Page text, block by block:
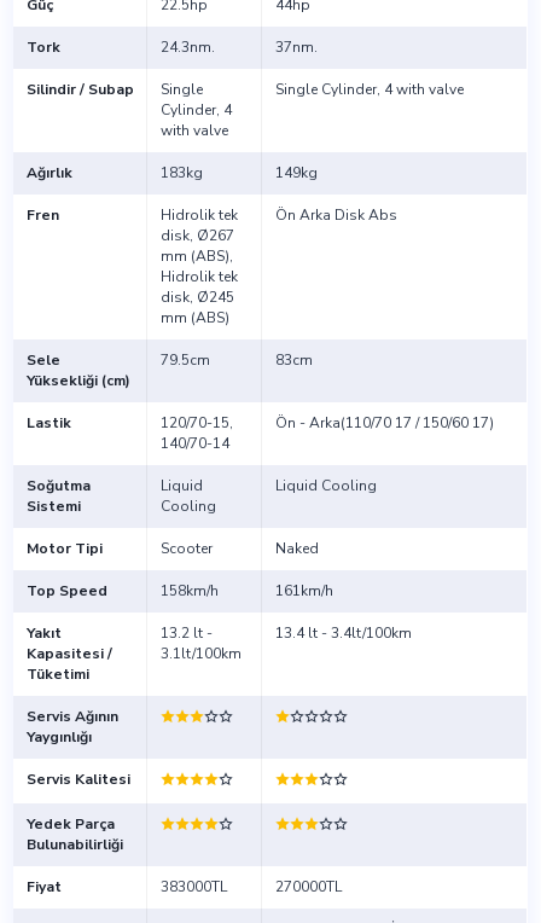
Güç 22.5hp 44hp
Tork 24.3nm. 37nm.
Silindir / Subap
Single
Cylinder, 4
with valve
Single Cylinder, 4 with valve
Ağırlık 183kg 149kg
Fren
Hidrolik tek
disk, Ø267
mm (ABS),
Hidrolik tek
disk, Ø245
mm (ABS)
Ön Arka Disk Abs
Sele
Yüksekliği (cm)
79.5cm 83cm
Lastik
120/70-15,
140/70-14
Ön - Arka(110/70 17 / 150/60 17)
Soğutma
Sistemi
Liquid
Cooling
Liquid Cooling
Motor Tipi Scooter Naked
Top Speed 158km/h 161km/h
Yakıt
Kapasitesi /
Tüketimi
13.2 lt -
3.1lt/100km
13.4 lt - 3.4lt/100km
Servis Ağının
Yaygınlığı
Servis Kalitesi
Yedek Parça
Bulunabilirliği
Fiyat 383000TL 270000TL